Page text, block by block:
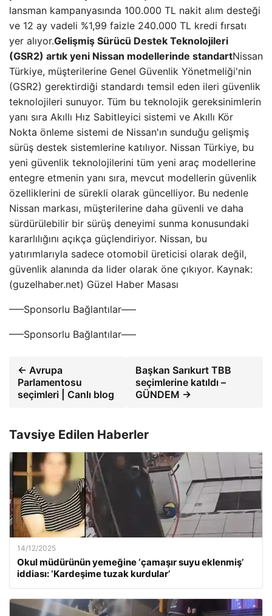
lansman kampanyasında 100.000 TL nakit alım desteği
ve 12 ay vadeli %1,99 faizle 240.000 TL kredi fırsatı
yer alıyor.Gelişmiş Sürücü Destek Teknolojileri
(GSR2) artık yeni Nissan modellerinde standartNissan
Türkiye, müşterilerine Genel Güvenlik Yönetmeliği'nin
(GSR2) gerektirdiği standardı temsil eden ileri güvenlik
teknolojileri sunuyor. Tüm bu teknolojik gereksinimlerin
yanı sıra Akıllı Hız Sabitleyici sistemi ve Akıllı Kör
Nokta önleme sistemi de Nissan'ın sunduğu gelişmiş
sürüş destek sistemlerine katılıyor. Nissan Türkiye, bu
yeni güvenlik teknolojilerini tüm yeni araç modellerine
entegre etmenin yanı sıra, mevcut modellerin güvenlik
özelliklerini de sürekli olarak güncelliyor. Bu nedenle
Nissan markası, müşterilerine daha güvenli ve daha
sürdürülebilir bir sürüş deneyimi sunma konusundaki
kararlılığını açıkça güçlendiriyor. Nissan, bu
yatırımlarıyla sadece otomobil üreticisi olarak değil,
güvenlik alanında da lider olarak öne çıkıyor. Kaynak:
(guzelhaber.net) Güzel Haber Masası
—–Sponsorlu Bağlantılar—–
—–Sponsorlu Bağlantılar—–
← Avrupa
Parlamentosu
seçimleri | Canlı blog
Başkan Sarıkurt TBB
seçimlerine katıldı –
GÜNDEM →
Tavsiye Edilen Haberler
14/12/2025
Okul müdürünün yemeğine ‘çamaşır suyu eklenmiş’
iddiası: ‘Kardeşime tuzak kurdular’